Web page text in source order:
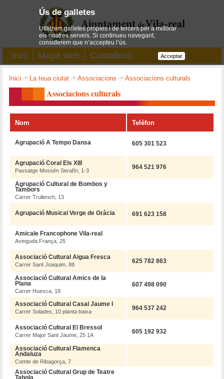
Inici Mapa web Castellano
Inici -> La teua ciutat ->Associacions ->Associacions culturals
Associacions culturals
Nom Telèfon
Agrupació A Tempo Dansa 605 301 523
Agrupació Coral Els XIII
Passatge Mossén Serafín, 1-3 964 521 976
Agrupació Cultural de Bombos y
Tambors
Carrer Trullench, 13
Agrupació Musical Verge de Gràcia 691 623 158
Amicale Francophone Vila-real
Avinguda França, 25
Associació Cultural Aigua Fresca
Carrer Sant Joaquim, 88 625 782 863
Associació Cultural Amics de la
Plana
Carrer Huesca, 18
607 498 090
Associació Cultural Casal Jaume I
Carrer Solades, 10 planta baixa 964 537 242
Associació Cultural El Bressol
Carrer Major Sant Jaume, 25 1A 605 192 932
Associació Cultural Flamenca
Andaluza
Comte de Ribagorça, 7
Associació Cultural Grup de Teatre
Tabola
Ús de galletes
Utilitzem galletes pròpies i de tercers per a millorar
els nostres serveis. Si continueu navegant,
considerem que n’accepteu l’ús.
Acceptar